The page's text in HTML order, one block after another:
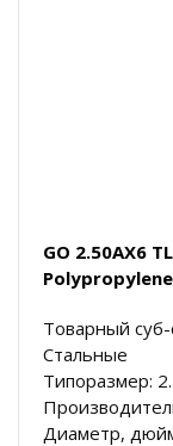
GO 2.50AX6
Polypropylene
Товарный
Стальные
Типоразмер:
Диаметр,